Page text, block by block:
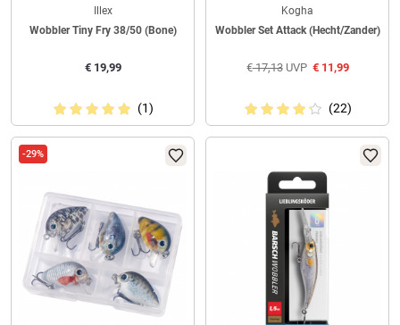
Illex
Wobbler Tiny Fry 38/50 (Bone)
€19,99
(1)
Kogha
Wobbler Set Attack (Hecht/Zander)
€17,13UVP €11,99
(22)
-29%